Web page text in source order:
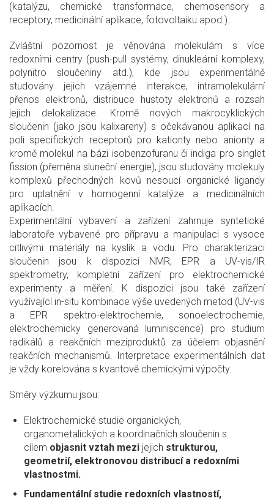
(katalýzu, chemické transformace, chemosensory a
receptory, medicinální aplikace, fotovoltaiku apod.).
Zvláštní pozornost je věnována molekulám s více
redoxními centry (push-pull systémy, dinukleární komplexy,
polynitro sloučeniny atd.), kde jsou experimentálně
studovány jejich vzájemné interakce, intramolekulární
přenos elektronů, distribuce hustoty elektronů a rozsah
jejich delokalizace. Kromě nových makrocyklických
sloučenin (jako jsou kalixareny) s očekávanou aplikací na
poli specifických receptorů pro kationty nebo anionty a
kromě molekul na bázi isobenzofuranu či indiga pro singlet
fission (přeměna sluneční energie), jsou studovány molekuly
komplexů přechodných kovů nesoucí organické ligandy
pro uplatnění v homogenní katalýze a medicinálních
aplikacích.
Experimentální vybavení a zařízení zahrnuje syntetické
laboratoře vybavené pro přípravu a manipulaci s vysoce
citlivými materiály na kyslík a vodu. Pro charakterizaci
sloučenin jsou k dispozici NMR, EPR a UV-vis/IR
spektrometry, kompletní zařízení pro elektrochemické
experimenty a měření. K dispozici jsou také zařízení
využívající in-situ kombinace výše uvedených metod (UV-vis
a EPR spektro-elektrochemie, sonoelectrochemie,
elektrochemicky generovaná luminiscence) pro studium
radikálů a reakčních meziproduktů za účelem objasnění
reakčních mechanismů. Interpretace experimentálních dat
je vždy korelována s kvantově chemickými výpočty.
Směry výzkumu jsou:
Elektrochemické studie organických,
organometalických a koordinačních sloučenin s
cílem objasnit vztah mezi jejich strukturou,
geometrií, elektronovou distribucí a redoxními
vlastnostmi.
Fundamentální studie redoxních vlastností,